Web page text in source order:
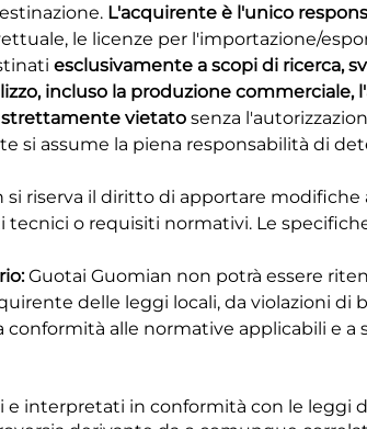
L'acquirente è l'unico
le licenze per l'importazione/
esclusivamente a scopi di ricerca,
incluso la produzione
strettamente vietato senza
si assume la piena responsabilità di
si riserva il diritto di apportare
o requisiti normativi. Le
Guotai Guomian non potrà essere
delle leggi locali, da violazioni
alle normative applicabili e a
interpretati in conformità con le leggi